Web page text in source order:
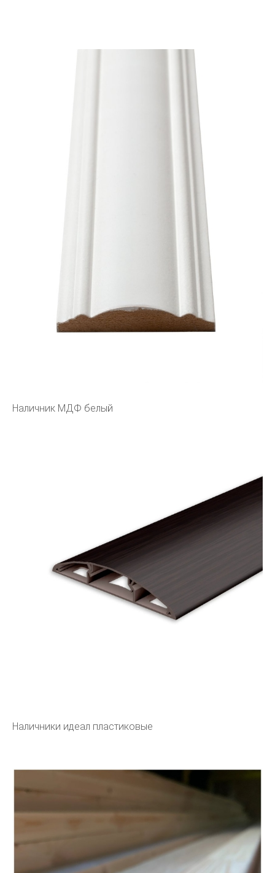
Наличник МДФ белый
Наличники идеал пластиковые